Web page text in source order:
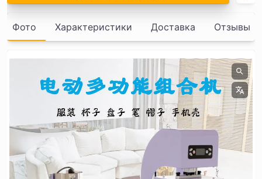
Фото Характеристики Доставка Отзывы